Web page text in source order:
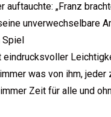
auftauchte: „Franz
unverwechselbare
eindrucksvoller
was von ihm, jeder
Zeit für alle und